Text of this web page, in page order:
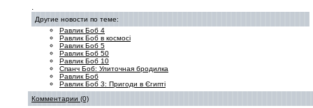
.
Другие новости по теме:
Равлик Боб 4
Равлик Боб в космосі
Равлик Боб 5
Равлик Боб 50
Равлик Боб 10
Спанч Боб: Улиточная бродилка
Равлик Боб
Равлик Боб 3: Пригоди в Єгипті
Комментарии (0)